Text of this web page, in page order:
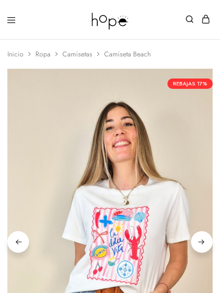
Inicio Ropa Camisetas Camiseta Beach
REBAJAS 17%